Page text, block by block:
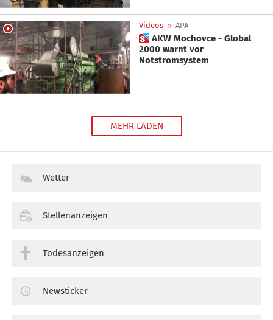
Videos » APA
 AKW Mochovce - Global
2000 warnt vor
Notstromsystem
MEHR LADEN
Wetter
Stellenanzeigen
Todesanzeigen
Newsticker